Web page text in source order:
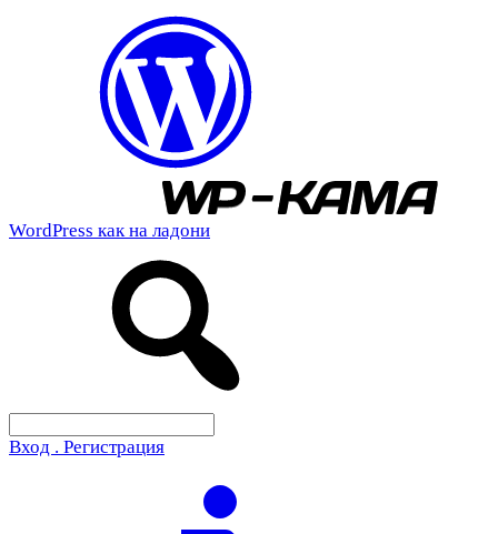
WordPress как на ладони
Вход . Регистрация